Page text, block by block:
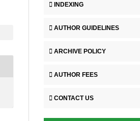
INDEXING
AUTHOR GUIDELINES
ARCHIVE POLICY
AUTHOR FEES
CONTACT US